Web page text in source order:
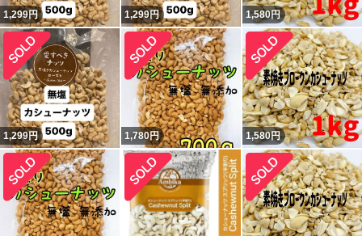
1,299円 1,299円 1,580円
1,299円 1,780円 1,580円